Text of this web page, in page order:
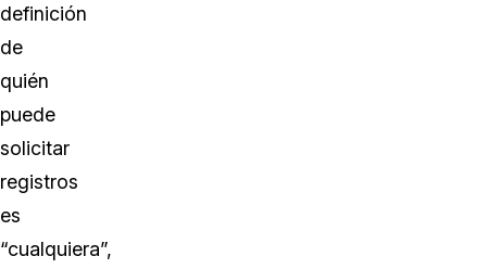
definición
de
quién
puede
solicitar
registros
es
“cualquiera”,